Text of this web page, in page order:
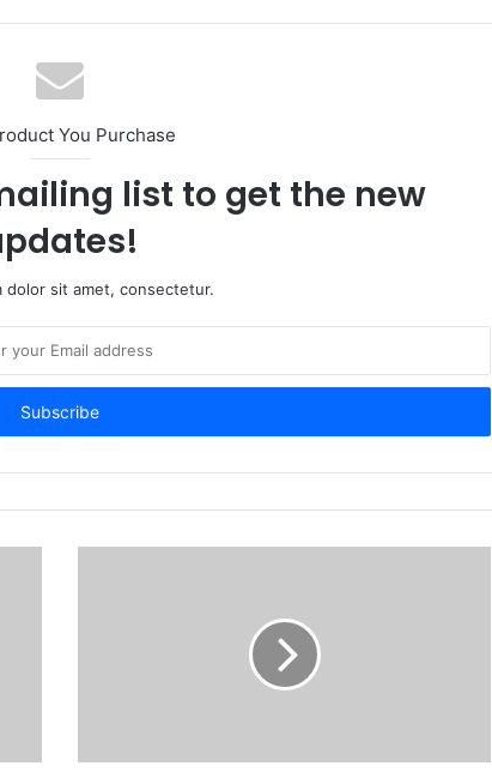
You Purchase
list to get the new
dolor sit amet, consectetur.